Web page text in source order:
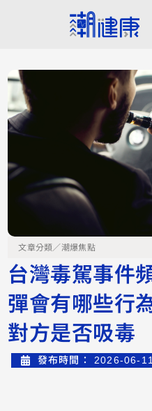
文章分類／潮爆焦點
台灣毒駕事件
彈會有哪些行
對方是否吸毒
發布時間： 2026-06-11